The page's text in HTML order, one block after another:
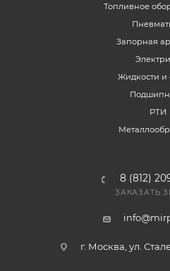
Топливное
Запорная
Жидкости и
РТИ
8 (812)
ЗАКАЗАТЬ
г. Москва, ул.